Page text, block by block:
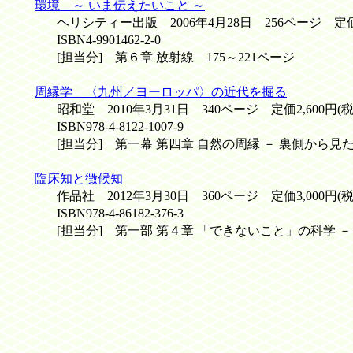
環境 ～ いま伝えたいこと ～
ヘリシティー出版 2006年4月28日 256ページ 定価
ISBN4-9901462-2-0
[担当分] 第６章 放射線 175～221ページ
周縁学 〈九州／ヨーロッパ〉の近代を掘る
昭和堂 2010年3月31日 340ページ 定価2,600円(税
ISBN978-4-8122-1007-9
[担当分] 第一幕 第四章 自然の周縁 － 裏側から見た
臨床知と徴候知
作品社 2012年3月30日 360ページ 定価3,000円(税
ISBN978-4-86182-376-3
[担当分] 第一部 第４章 「できないこと」の科学 －